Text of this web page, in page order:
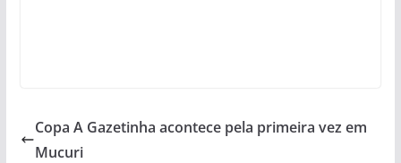
Copa A Gazetinha acontece pela primeira vez em
Mucuri